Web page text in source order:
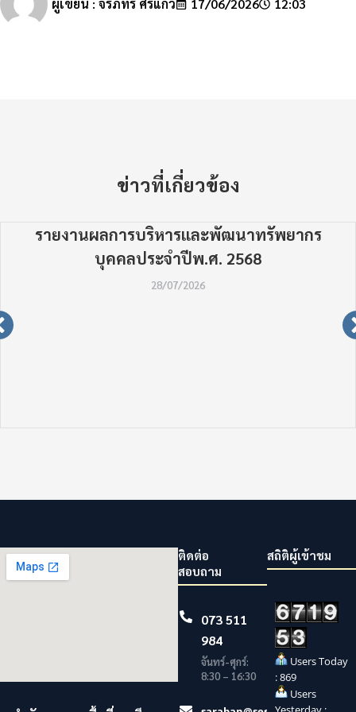
ผู้เขียน : จิรภัทร ศรีแก้ว 17/06/2026 12:03
ข่าวที่เกี่ยวข้อง
รายงานผลการบริหารและพัฒนาทรัพยากร
บุคคลประจำปีพ.ศ. 2568
28/07/2026
ติดต่อ
สอบถาม
073 511
984
จันทร์-ศุกร์:
8:30 – 16:30
สถิติผู้เข้าชม
Users Today
: 869
Users